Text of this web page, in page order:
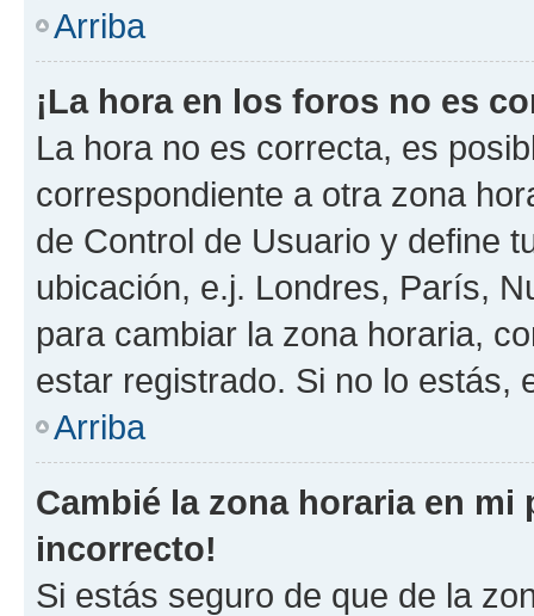
Arriba
¡La hora en los foros no es
La hora no es correcta, es
correspondiente a otra zona
de Control de Usuario y define
ubicación, e.j. Londres, París,
para cambiar la zona horaria,
estar registrado. Si no lo estás,
Arriba
Cambié la zona horaria en
incorrecto!
Si estás seguro de que de la